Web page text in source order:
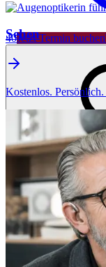
40Jetzt Termin buchen
Sehen
Kostenlos.